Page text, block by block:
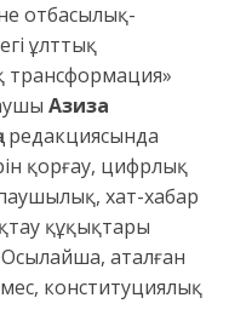
отбасылық-
ұлттық
трансформация»
Азиза
редакциясында
қорғау, цифрлық
хат-хабар
құқықтары
Осылайша, аталған
конституциялық